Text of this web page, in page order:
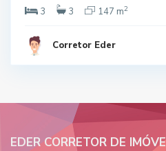
3
3 147 m2
Corretor Eder
EDER CORRETOR DE